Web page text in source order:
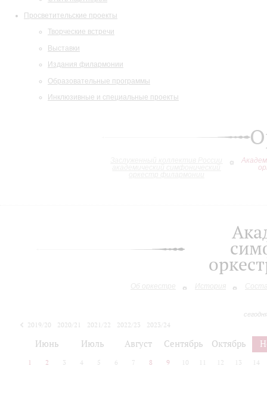
Просветительские проекты
Творческие встречи
Выставки
Издания филармонии
Образовательные программы
Инклюзивные и специальные проекты
Об оркестре История
2019/20 2020/21 2021/22 2022/23
2023/24
Июнь Июль Август Сентябрь Октябрь
1 2 3 4 5 6 7 8 9 10 12 13 14